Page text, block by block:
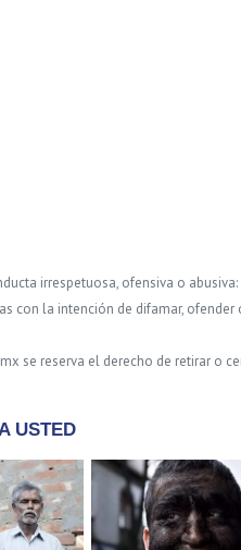
irrespetuosa, ofensiva o
con la intención de difamar, ofender
se reserva el derecho de retirar o